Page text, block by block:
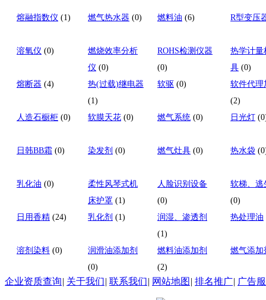
熔融指数仪 (1) 燃气热水器 (0) 燃料油 (6) R型变压
溶氧仪 (0)
燃烧效率分析
仪 (0)
ROHS检测仪器
(0)
热学计量
具 (0)
熔断器 (4)
热(过载)继电器
(1)
软驱 (0)
软件代理
(2)
人造石橱柜 (0) 软膜天花 (0) 燃气系统 (0) 日光灯
日韩BB霜 (0) 染发剂 (0) 燃气灶具 (0) 热水袋
乳化油 (0)
柔性风琴式机
床护罩 (1)
人脸识别设备
(0)
软梯、逃
(0)
日用香精 (24) 乳化剂 (1)
润湿、渗透剂
(1)
热处理油
溶剂染料 (0)
润滑油添加剂
(0)
燃料油添加剂
(2)
燃气添加
企业资质查询| 关于我们| 联系我们| 网站地图 | 排名推广| 广告